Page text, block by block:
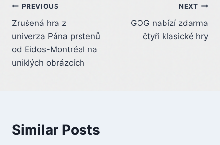
Post
navigation
PREVIOUS
Zrušená hra z
univerza Pána prstenů
od Eidos-Montréal na
uniklých obrázcích
NEXT
GOG nabízí zdarma
čtyři klasické hry
Similar Posts